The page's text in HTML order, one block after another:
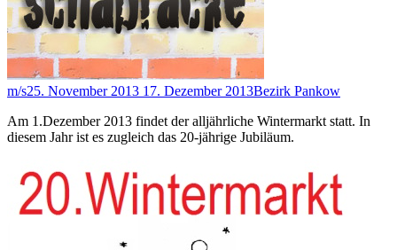
m/s25. November 2013 17. Dezember 2013Bezirk Pankow
Am 1.Dezember 2013 findet der alljährliche Wintermarkt statt. In
diesem Jahr ist es zugleich das 20-jährige Jubiläum.